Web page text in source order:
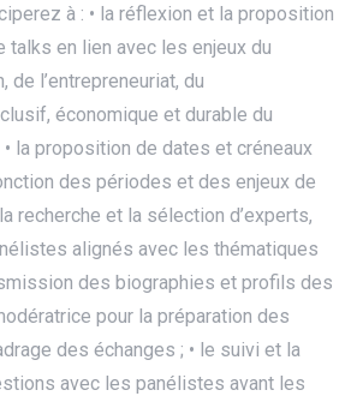
à : • la réflexion et la proposition
talks en lien avec les enjeux du
de l’entrepreneuriat, du
économique et durable du
la proposition de dates et créneaux
des périodes et des enjeux de
recherche et la sélection d’experts,
alignés avec les thématiques
des biographies et profils des
pour la préparation des
des échanges ; • le suivi et la
avec les panélistes avant les